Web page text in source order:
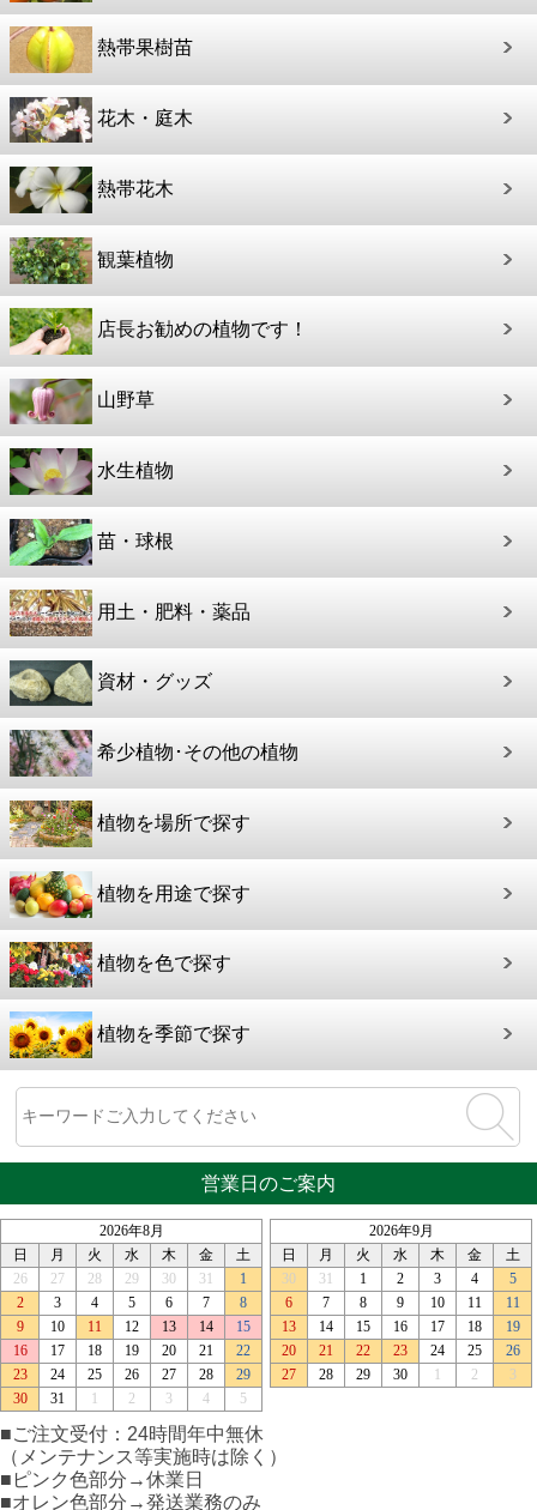
熱帯果樹苗
花木・庭木
熱帯花木
観葉植物
店長お勧めの植物です！
山野草
水生植物
苗・球根
用土・肥料・薬品
資材・グッズ
希少植物･その他の植物
植物を場所で探す
植物を用途で探す
植物を色で探す
植物を季節で探す
営業日のご案内
■ご注文受付：24時間年中無休
（メンテナンス等実施時は除く）
■ピンク色部分→休業日
■オレン色部分→発送業務のみ